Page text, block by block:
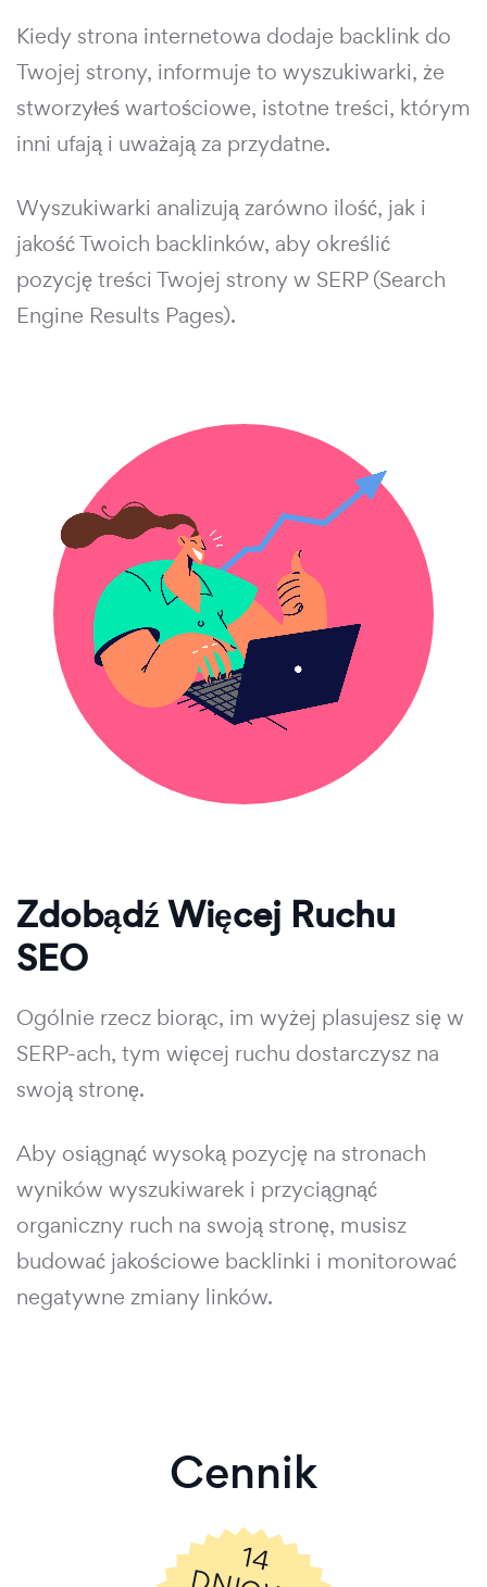
Kiedy strona internetowa dodaje backlink do
Twojej strony, informuje to wyszukiwarki, że
stworzyłeś wartościowe, istotne treści, którym
inni ufają i uważają za przydatne.
Wyszukiwarki analizują zarówno ilość, jak i
jakość Twoich backlinków, aby określić
pozycję treści Twojej strony w SERP (Search
Engine Results Pages).
Zdobądź Więcej Ruchu
SEO
Ogólnie rzecz biorąc, im wyżej plasujesz się w
SERP-ach, tym więcej ruchu dostarczysz na
swoją stronę.
Aby osiągnąć wysoką pozycję na stronach
wyników wyszukiwarek i przyciągnąć
organiczny ruch na swoją stronę, musisz
budować jakościowe backlinki i monitorować
negatywne zmiany linków.
Cennik
14
N
IO
W
Y
A
R
M
O
W
Y
K
R
E
S
R
Ó
B
N